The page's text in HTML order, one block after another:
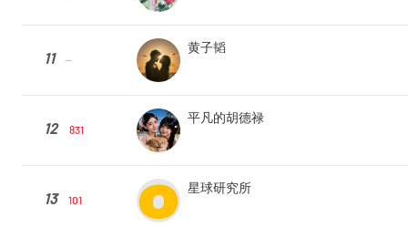
11 --
黄子韬
12 831
平凡的胡德禄
13 101
星球研究所